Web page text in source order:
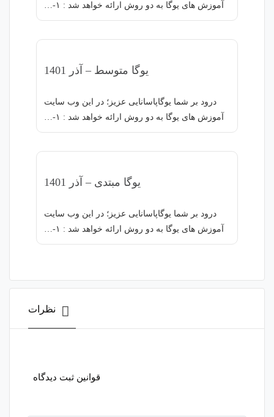
آموزش های یوگا به دو روش ارائه خواهد شد : ۱-…
یوگا متوسط – آذر 1401
درود بر شما یوگاپاسانایی عزیز؛ در این وب سایت
آموزش های یوگا به دو روش ارائه خواهد شد : ۱-…
یوگا مبتدی – آذر 1401
درود بر شما یوگاپاسانایی عزیز؛ در این وب سایت
آموزش های یوگا به دو روش ارائه خواهد شد : ۱-…
نظرات
قوانین ثبت دیدگاه